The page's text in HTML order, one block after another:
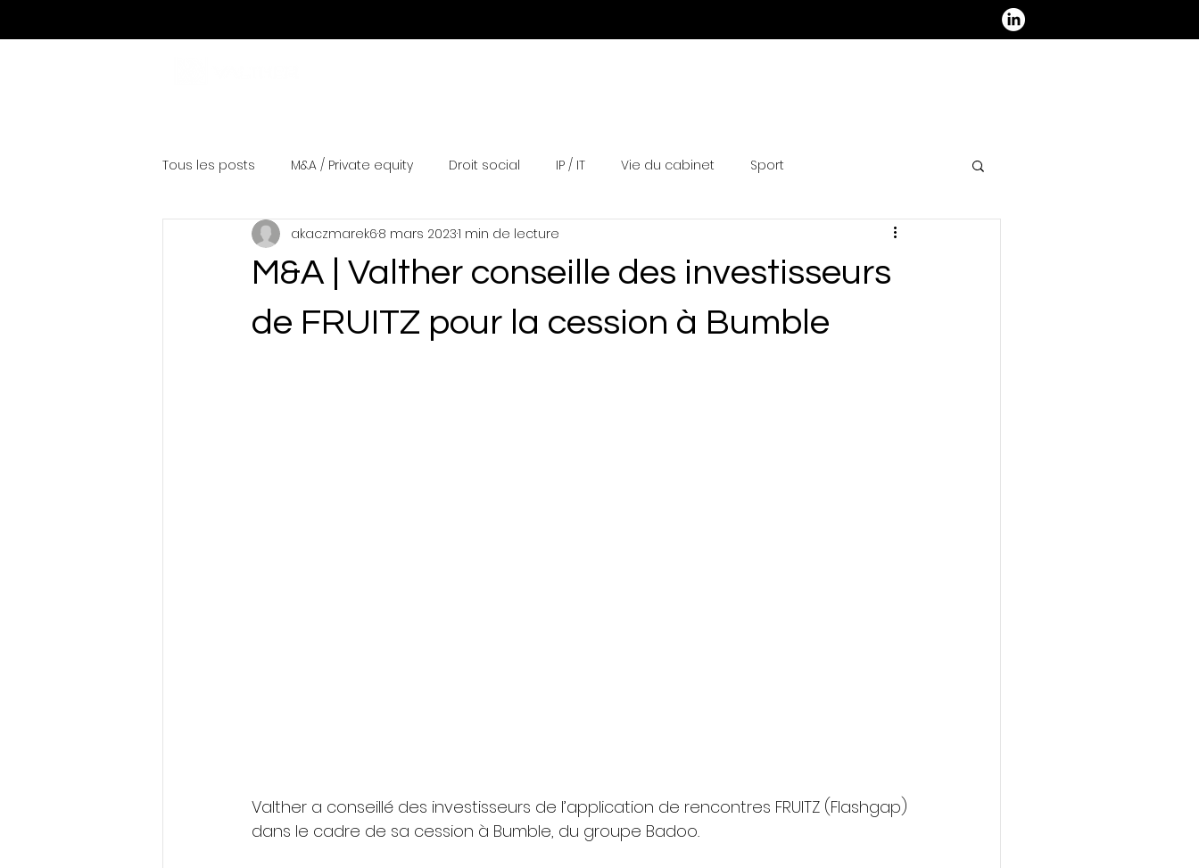
Tous les posts M&A / Private equity Droit social IP / IT Vie du cabinet Sport
M&A | Valther conseille des investisseurs
de FRUITZ pour la cession à Bumble
akaczmarek68 mars 20231 min de lecture
Valther a conseillé des investisseurs de l’application de rencontres FRUITZ (Flashgap)
dans le cadre de sa cession à Bumble, du groupe Badoo.